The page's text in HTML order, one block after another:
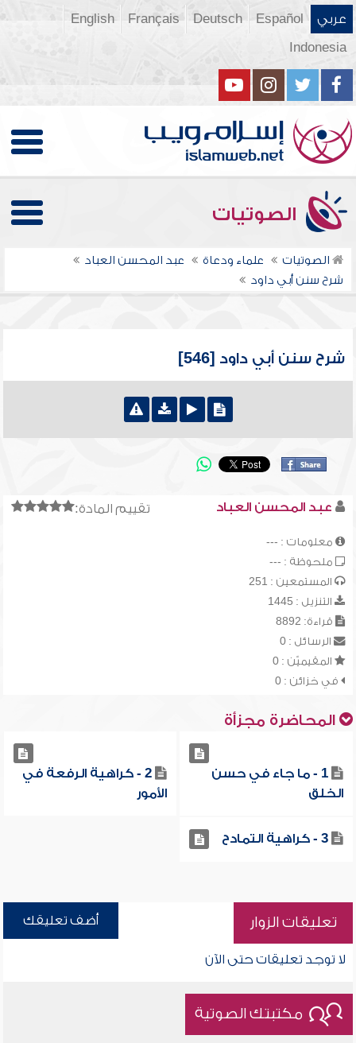
عربي Español
Deutsch
Français
English
Indonesia
الصوتيات
الصوتيات علماء ودعاة
عبد المحسن العباد
شرح سنن أبي داود
شرح سنن أبي داود [546]
تقييم المادة: عبد المحسن العباد
معلومات : ---
ملحوظة : ---
المستمعين : 251
التنزيل : 1445
قراءة: 8892
الرسائل : 0
المقيميّن : 0
في خزائن : 0
المحاضرة مجزأة
1 - ما جاء في حسن
الخلق
2 - كراهية الرفعة في
الأمور
3 - كراهية التمادح
تعليقات الزوار أضف تعليقك
لا توجد تعليقات حتى الآن
مكتبتك الصوتية